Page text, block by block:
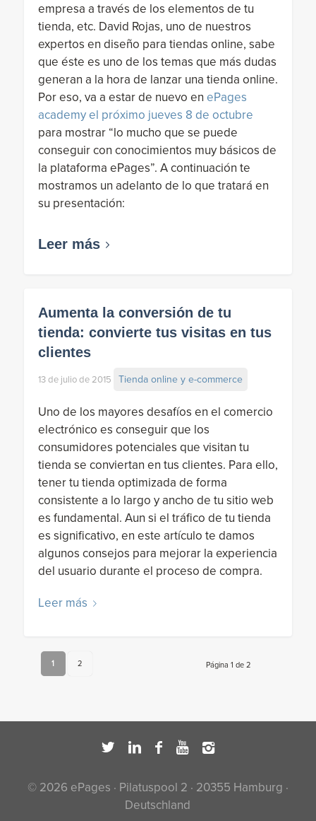
empresa a través de los elementos de tu
tienda, etc. David Rojas, uno de nuestros
expertos en diseño para tiendas online, sabe
que éste es uno de los temas que más dudas
generan a la hora de lanzar una tienda online.
Por eso, va a estar de nuevo en ePages
academy el próximo jueves 8 de octubre
para mostrar “lo mucho que se puede
conseguir con conocimientos muy básicos de
la plataforma ePages”. A continuación te
mostramos un adelanto de lo que tratará en
su presentación:
Leer más
Aumenta la conversión de tu
tienda: convierte tus visitas en tus
clientes
13 de julio de 2015 Tienda online y e-commerce
Uno de los mayores desafíos en el comercio
electrónico es conseguir que los
consumidores potenciales que visitan tu
tienda se conviertan en tus clientes. Para ello,
tener tu tienda optimizada de forma
consistente a lo largo y ancho de tu sitio web
es fundamental. Aun si el tráfico de tu tienda
es significativo, en este artículo te damos
algunos consejos para mejorar la experiencia
del usuario durante el proceso de compra.
Leer más
Página 1 de 2
1 2
© 2026 ePages · Pilatuspool 2 · 20355 Hamburg ·
Deutschland